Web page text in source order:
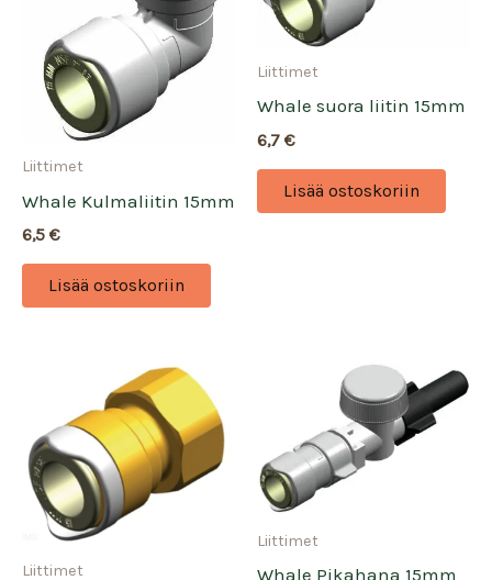
Liittimet
Whale Kulmaliitin 15mm
6,5 €
Lisää ostoskoriin
Liittimet
Whale suora liitin 15mm
6,7 €
Lisää ostoskoriin
Liittimet
Liittimet
Whale Pikahana 15mm